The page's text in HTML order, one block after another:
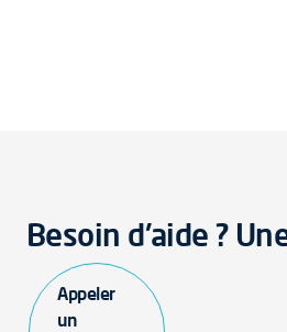
Besoin d'aide ?
Appeler
un